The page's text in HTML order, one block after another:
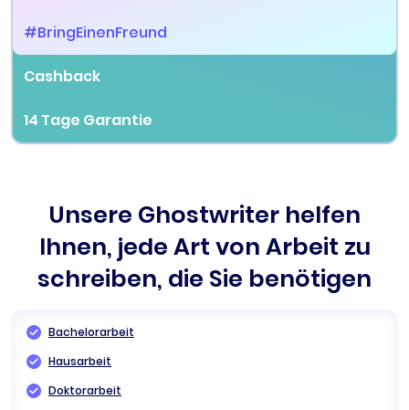
#BringEinenFreund
Cashback
14 Tage Garantie
Unsere Ghostwriter helfen
Ihnen, jede Art von Arbeit zu
schreiben, die Sie benötigen
Bachelorarbeit
Hausarbeit
Doktorarbeit